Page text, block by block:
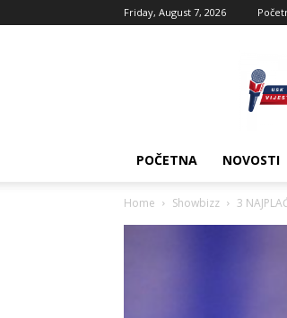
Friday, August 7, 2026
POČETNA NOVOSTI
Home Showbizz 3